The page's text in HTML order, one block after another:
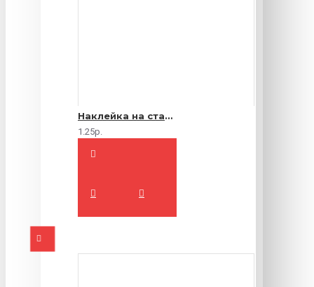
Наклейка на стакан
1.25р.